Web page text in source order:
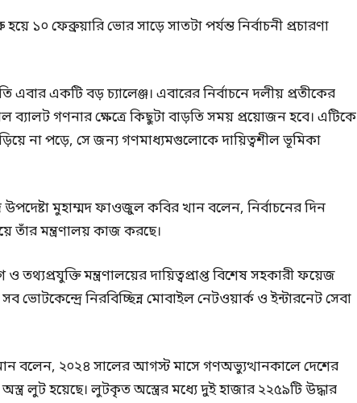
১০ ফেব্রুয়ারি ভোর সাড়ে সাতটা পর্যন্ত নির্বাচনী প্রচারণা
এবার একটি বড় চ্যালেঞ্জ। এবারের নির্বাচনে দলীয় প্রতীকের
ব্যালট গণনার ক্ষেত্রে কিছুটা বাড়তি সময় প্রয়োজন হবে। এটিকে
না পড়ে, সে জন্য গণমাধ্যমগুলোকে দায়িত্বশীল ভূমিকা
মুহাম্মদ ফাওজুল কবির খান বলেন, নির্বাচনের দিন
তাঁর মন্ত্রণালয় কাজ করছে।
তথ্যপ্রযুক্তি মন্ত্রণালয়ের দায়িত্বপ্রাপ্ত বিশেষ সহকারী ফয়েজ
ভোটকেন্দ্রে নিরবিচ্ছিন্ন মোবাইল নেটওয়ার্ক ও ইন্টারনেট সেবা
বলেন, ২০২৪ সালের আগস্ট মাসে গণঅভ্যুত্থানকালে দেশের
লুট হয়েছে। লুটকৃত অস্ত্রের মধ্যে দুই হাজার ২২৫৯টি উদ্ধার